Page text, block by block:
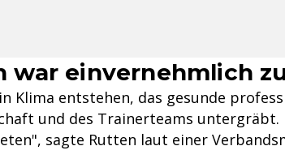
war einvernehmlich
Klima entstehen, das gesunde
und des Trainerteams untergräbt.
sagte Rutten laut einer